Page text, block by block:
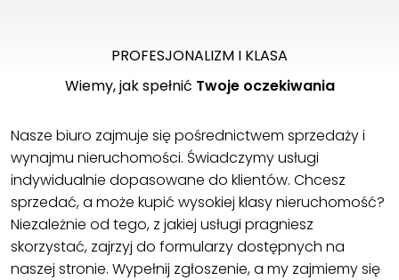
PROFESJONALIZM I KLASA
Wiemy, jak spełnić Twoje oczekiwania
Nasze biuro zajmuje się pośrednictwem sprzedaży i
wynajmu nieruchomości. Świadczymy usługi
indywidualnie dopasowane do klientów. Chcesz
sprzedać, a może kupić wysokiej klasy nieruchomość?
Niezależnie od tego, z jakiej usługi pragniesz
skorzystać, zajrzyj do formularzy dostępnych na
naszej stronie. Wypełnij zgłoszenie, a my zajmiemy się